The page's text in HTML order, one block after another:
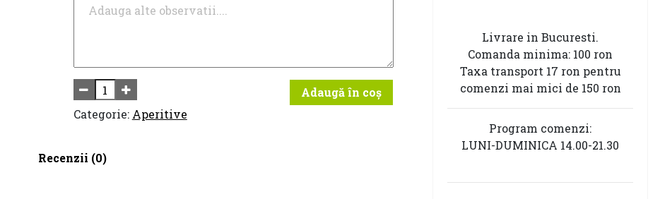
Adaugă în coș
Categorie: Aperitive
Recenzii (0)
Livrare in Bucuresti.
Comanda minima: 100 ron
Taxa transport 17 ron pentru
comenzi mai mici de 150 ron
Program comenzi:
LUNI-DUMINICA 14.00-21.30